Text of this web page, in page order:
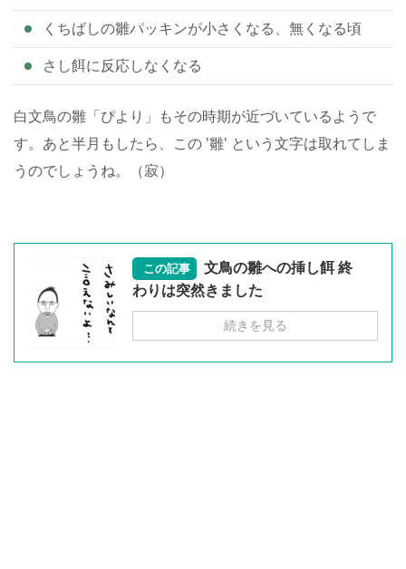
くちばしの雛パッキンが小さくなる、無くなる頃
さし餌に反応しなくなる
白文鳥の雛「ぴより」もその時期が近づいているようで
す。あと半月もしたら、この ’雛’ という文字は取れてしま
うのでしょうね。（寂）
この記事
文鳥の雛への挿し餌 終
わりは突然きました
続きを見る